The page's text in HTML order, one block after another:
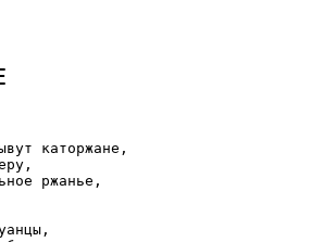
каторжане,
ржанье,